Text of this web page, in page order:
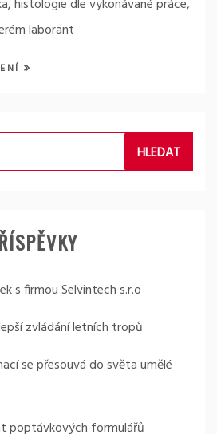
histologie dle vykonávané práce,
laborant
s firmou Selvintech s.r.o
zvládání letních tropů
se přesouvá do světa umělé
poptávkových formulářů